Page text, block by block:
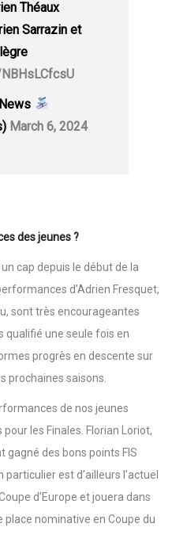
Théaux
Sarrazin et
March 6, 2024
des jeunes ?
cap depuis le début de la
d’Adrien Fresquet,
sont très encourageantes
qualifié une seule fois en
progrès en descente sur
prochaines saisons.
de nos jeunes
les Finales. Florian Loriot,
gagné des bons points FIS
est d’ailleurs l’actuel
d’Europe et jouera dans
place nominative en Coupe du